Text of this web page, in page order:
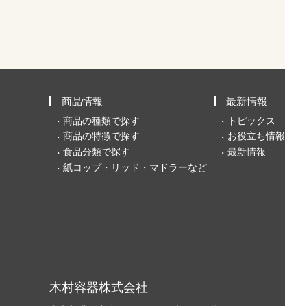
商品情報
商品の種類で探す
商品の特徴で探す
食品分類で探す
紙コップ・リッド・マドラーなど
最新情報
トピックス
お役立ち情報
最新情報
木村容器株式会社